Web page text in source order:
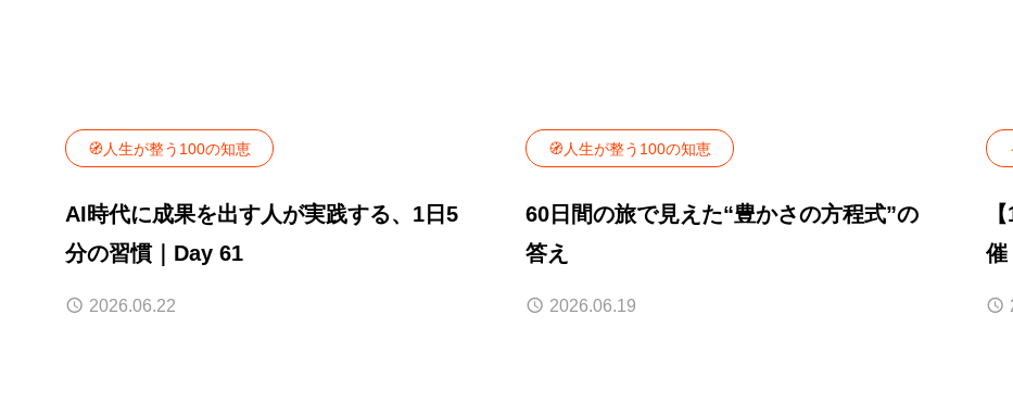
🧭人生が整う100の知恵
AI時代に成果を出す人が実践する、1日5
分の習慣｜Day 61
2026.06.22
🧭人生が整う100の知恵
60日間の旅で見えた“豊かさの方程式”の
答え
2026.06.19
催